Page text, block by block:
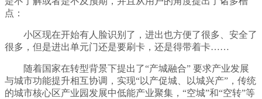
点：
小区现在开始有人脸识别了，进出也方便了很多、安全了
很多，但是进出单元门还是要刷卡，还是得带着卡……
随着国家在转型背景下提出了“产城融合” 要求产业发展
与城市功能提升相互协调，实现“以产促城、以城兴产”，传统
的城市核心区产业园发展中低能产业聚集，“空城”和“空转”等